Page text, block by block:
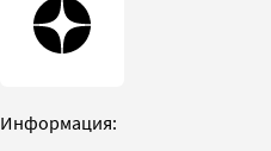
Информация: